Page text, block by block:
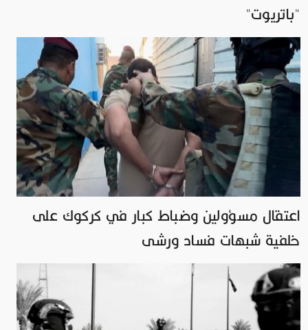
"باتريوت"
اعتقال مسؤولين وضباط كبار في كركوك على
خلفية شبهات فساد ورشى